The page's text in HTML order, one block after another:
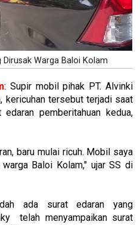
Dirusak Warga Baloi Kolam
: Supir mobil pihak PT. Alvinki
kericuhan tersebut terjadi saat
pemberitahuan kedua,
baru mulai ricuh. Mobil saya
Baloi Kolam," ujar SS di
ada surat edaran yang
telah menyampaikan surat